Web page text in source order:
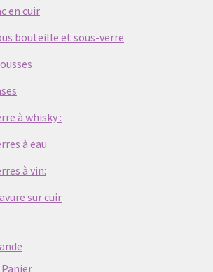
en cuir
bouteille et sous-verre
à whisky :
à eau
à vin:
sur cuir
Panier